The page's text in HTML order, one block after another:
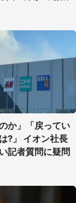
か」「戻ってい
?」 イオン社長
記者質問に疑問